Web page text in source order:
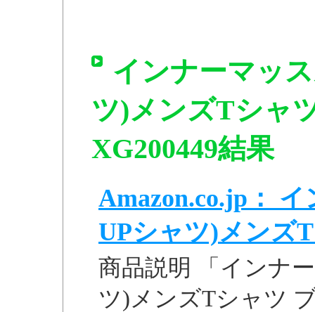
インナーマッ
ツ)メンズTシャ
XG200449結果
Amazon.co.jp：
UPシャツ)メンズ
商品説明 「インナ
ツ)メンズTシャツ